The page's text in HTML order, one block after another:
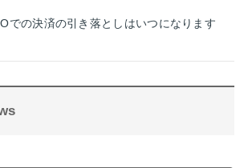
での決済の引き落としはいつになります